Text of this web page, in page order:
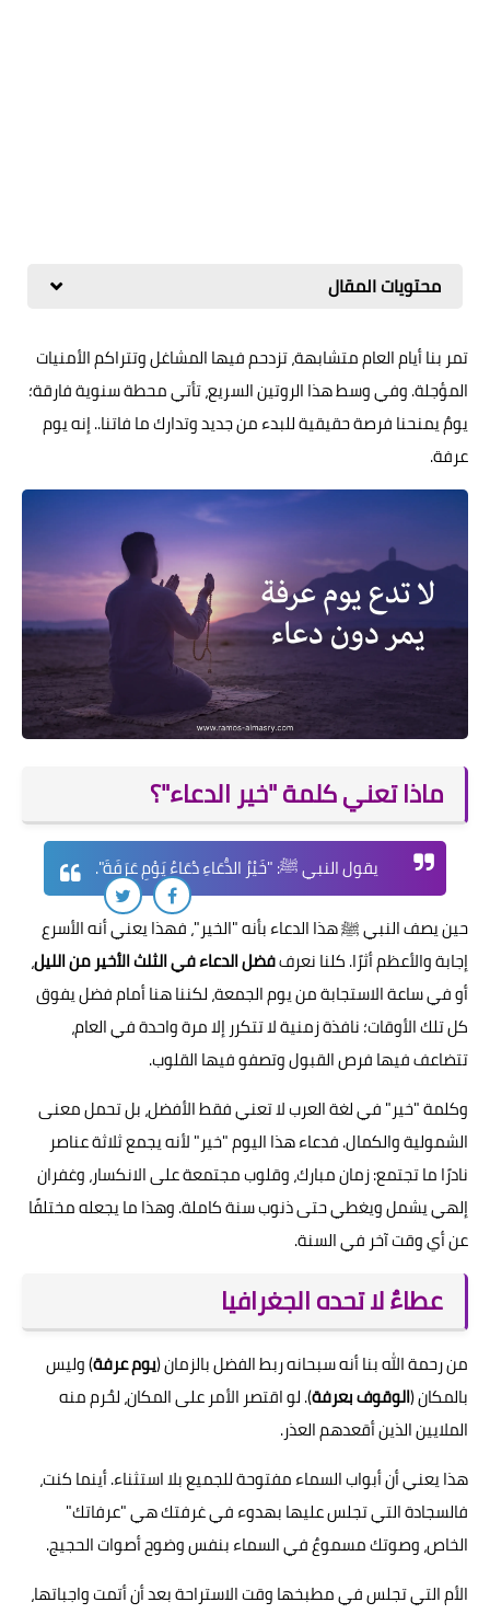
محتويات المقال
تمر بنا أيام العام متشابهة، تزدحم فيها المشاغل وتتراكم الأمنيات
المؤجلة. وفي وسط هذا الروتين السريع، تأتي محطة سنوية فارقة؛
يومٌ يمنحنا فرصة حقيقية للبدء من جديد وتدارك ما فاتنا.. إنه يوم
عرفة.
ماذا تعني كلمة "خير الدعاء"؟
يقول النبي ﷺ: "خَيْرُ الدُّعَاءِ دُعَاءُ يَوْمِ عَرَفَةَ".
حين يصف النبي ﷺ هذا الدعاء بأنه "الخير"، فهذا يعني أنه الأسرع
إجابة والأعظم أثرًا. كلنا نعرففضل الدعاء في الثلث الأخير من الليل،
أو في ساعة الاستجابة من يوم الجمعة، لكننا هنا أمام فضل يفوق
كل تلك الأوقات؛ نافذة زمنية لا تتكرر إلا مرة واحدة في العام،
تتضاعف فيها فرص القبول وتصفو فيها القلوب.
وكلمة "خير" في لغة العرب لا تعني فقط الأفضل، بل تحمل معنى
الشمولية والكمال. فدعاء هذا اليوم "خير" لأنه يجمع ثلاثة عناصر
نادرًا ما تجتمع: زمان مبارك، وقلوب مجتمعة على الانكسار، وغفران
إلهي يشمل ويغطي حتى ذنوب سنة كاملة. وهذا ما يجعله مختلفًا
عن أي وقت آخر في السنة.
عطاءٌ لا تحده الجغرافيا
من رحمة الله بنا أنه سبحانه ربط الفضل بالزمان (يوم عرفة) وليس
بالمكان (الوقوف بعرفة). لو اقتصر الأمر على المكان، لحُرم منه
الملايين الذين أقعدهم العذر.
هذا يعني أن أبواب السماء مفتوحة للجميع بلا استثناء. أينما كنت،
فالسجادة التي تجلس عليها بهدوء في غرفتك هي "عرفاتك"
الخاص، وصوتك مسموعٌ في السماء بنفس وضوح أصوات الحجيج.
الأم التي تجلس في مطبخها وقت الاستراحة بعد أن أتمت واجباتها،